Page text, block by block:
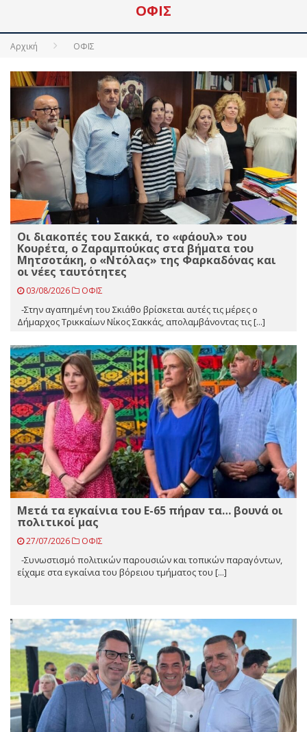
ΟΦΙΣ
Αρχική ΟΦΙΣ
Οι διακοπές του Σακκά, το «φάουλ» του
Κουρέτα, ο Ζαραμπούκας στα βήματα του
Μητσοτάκη, ο «Ντόλας» της Φαρκαδόνας και
οι νέες ταυτότητες
03/08/2026 ΟΦΙΣ
-Στην αγαπημένη του Σκιάθο βρίσκεται αυτές τις μέρες ο
Δήμαρχος Τρικκαίων Νίκος Σακκάς, απολαμβάνοντας τις [...]
Μετά τα εγκαίνια του Ε-65 πήραν τα… βουνά οι
πολιτικοί μας
27/07/2026 ΟΦΙΣ
-Συνωστισμό πολιτικών παρουσιών και τοπικών παραγόντων,
είχαμε στα εγκαίνια του βόρειου τμήματος του [...]